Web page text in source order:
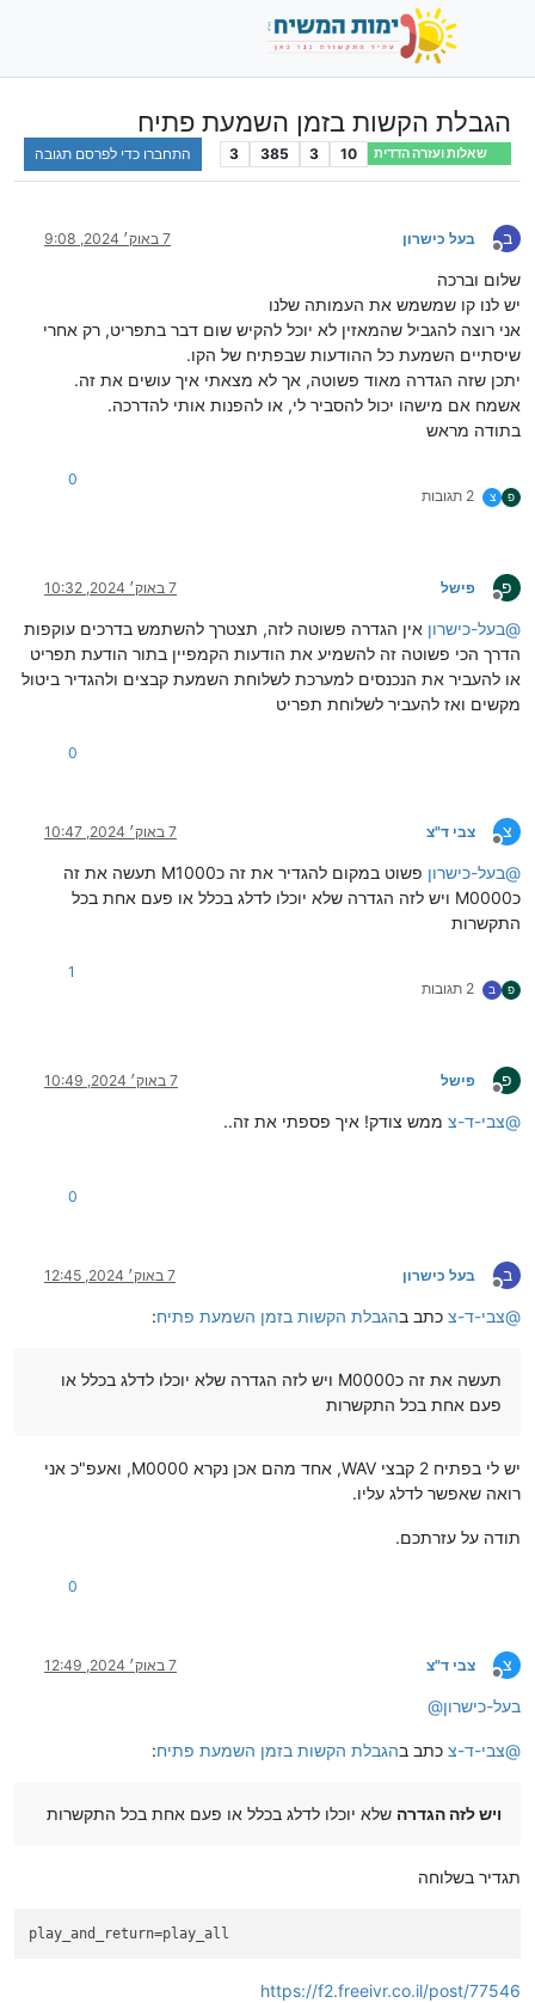
הגבלת הקשות בזמן השמעת פתיח
שאלות ועזרה הדדית 10
3
385
3 התחברו כדי לפרסם תגובה
ב
מנותק
בעל כישרון 7 באוק׳ 2024, 9:08
שלום וברכה
יש לנו קו שמשמש את העמותה שלנו
אני רוצה להגביל שהמאזין לא יוכל להקיש שום דבר בתפריט, רק אחרי
שיסתיים השמעת כל ההודעות שבפתיח של הקו.
יתכן שזה הגדרה מאוד פשוטה, אך לא מצאתי איך עושים את זה.
אשמח אם מישהו יכול להסביר לי, או להפנות אותי להדרכה.
בתודה מראש
פ צ 2 תגובות
0
פ
מנותק
פישל 7 באוק׳ 2024, 10:32
@בעל-כישרון אין הגדרה פשוטה לזה, תצטרך להשתמש בדרכים עוקפות
הדרך הכי פשוטה זה להשמיע את הודעות הקמפיין בתור הודעת תפריט
או להעביר את הנכנסים למערכת לשלוחת השמעת קבצים ולהגדיר ביטול
מקשים ואז להעביר לשלוחת תפריט
0
צ
מנותק
צבי ד"צ 7 באוק׳ 2024, 10:47
@בעל-כישרון
פשוט במקום להגדיר את זה כM1000 תעשה את זה
כM0000 ויש לזה הגדרה שלא יוכלו לדלג בכלל או פעם אחת בכל
התקשרות
פ ב 2 תגובות
1
פ
מנותק
פישל 7 באוק׳ 2024, 10:49
@צבי-ד-צ ממש צודק! איך פספתי את זה..
0
ב
מנותק
בעל כישרון 7 באוק׳ 2024, 12:45
@צבי-ד-צ כתב בהגבלת הקשות בזמן השמעת פתיח:
תעשה את זה כM0000 ויש לזה הגדרה שלא יוכלו לדלג בכלל או
פעם אחת בכל התקשרות
יש לי בפתיח 2 קבצי WAV, אחד מהם אכן נקרא M0000, ואעפ"כ אני
רואה שאפשר לדלג עליו.
תודה על עזרתכם.
0
צ
מנותק
צבי ד"צ 7 באוק׳ 2024, 12:49
@בעל-כישרון
@צבי-ד-צ כתב בהגבלת הקשות בזמן השמעת פתיח:
ויש לזה הגדרה שלא יוכלו לדלג בכלל או פעם אחת בכל התקשרות
תגדיר בשלוחה
play_and_return=play_all
https://f2.freeivr.co.il/post/77546